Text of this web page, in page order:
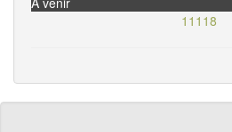
11118